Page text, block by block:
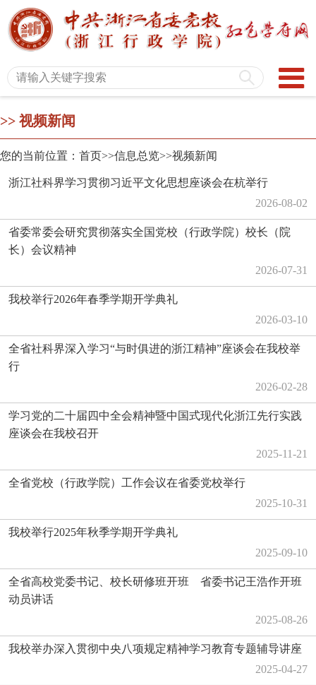
>> 视频新闻
您的当前位置：首页>>信息总览>>视频新闻
浙江社科界学习贯彻习近平文化思想座谈会在杭举行
2026-08-02
省委常委会研究贯彻落实全国党校（行政学院）校长（院
长）会议精神
2026-07-31
我校举行2026年春季学期开学典礼
2026-03-10
全省社科界深入学习“与时俱进的浙江精神”座谈会在我校举
行
2026-02-28
学习党的二十届四中全会精神暨中国式现代化浙江先行实践
座谈会在我校召开
2025-11-21
全省党校（行政学院）工作会议在省委党校举行
2025-10-31
我校举行2025年秋季学期开学典礼
2025-09-10
全省高校党委书记、校长研修班开班 省委书记王浩作开班
动员讲话
2025-08-26
我校举办深入贯彻中央八项规定精神学习教育专题辅导讲座
2025-04-27